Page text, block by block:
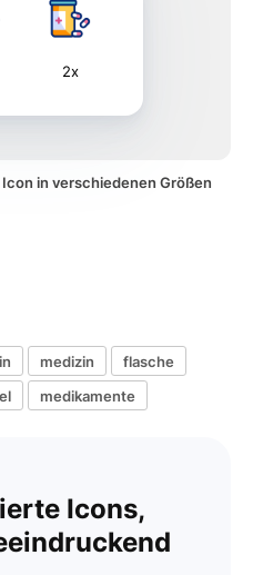
2x
in verschiedenen Größen
medizin
flasche
medikamente
Icons,